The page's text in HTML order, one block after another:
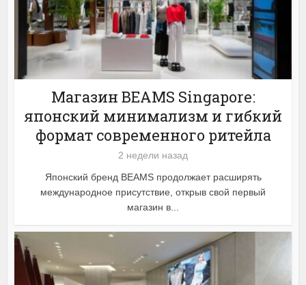
Магазин BEAMS Singapore:
японский минимализм и гибкий
формат современного ритейла
2 недели назад
Японский бренд BEAMS продолжает расширять
международное присутствие, открыв свой первый
магазин в...